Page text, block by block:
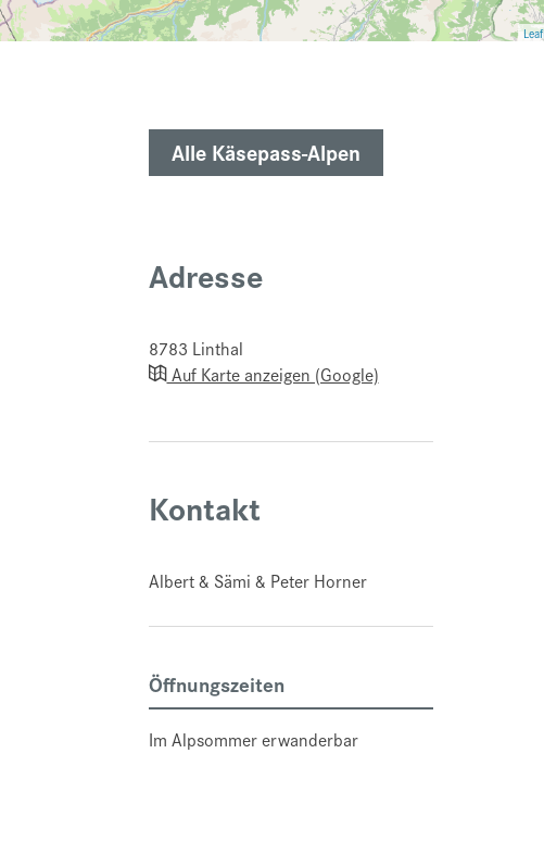
Alle Käsepass-Alpen
Adresse
8783 Linthal
Auf Karte anzeigen (Google)
Kontakt
Albert & Sämi & Peter Horner
Öffnungszeiten
Im Alpsommer erwanderbar